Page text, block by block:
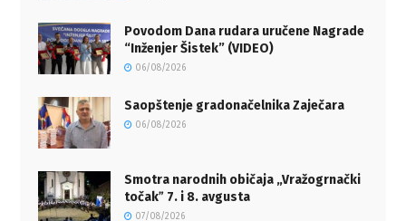
Povodom Dana rudara uručene Nagrade
“Inženjer Šistek” (VIDEO)
06/08/2026
Saopštenje gradonačelnika Zaječara
06/08/2026
Smotra narodnih običaja „Vražogrnački
točakˮ 7. i 8. avgusta
07/08/2026